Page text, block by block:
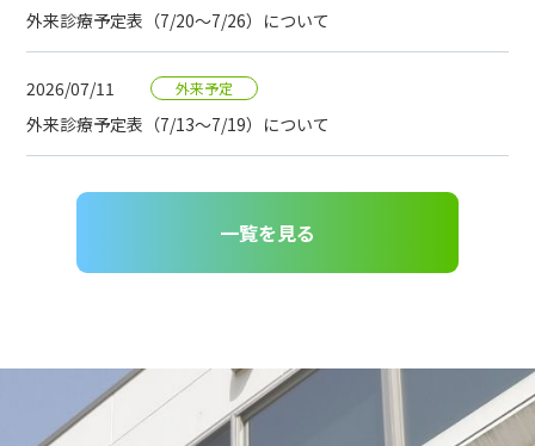
外来診療予定表（7/20～7/26）について
2026/07/11 外来予定
外来診療予定表（7/13～7/19）について
一覧を見る